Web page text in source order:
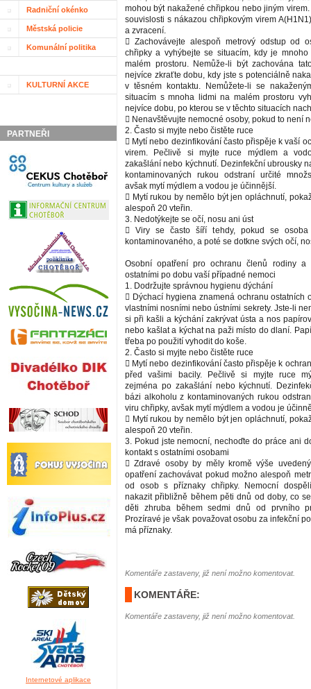
Radniční okénko
Městská policie
Komunální politika
KULTURNÍ AKCE
PARTNEŘI
Internetové aplikace
mohou být nakažené chřipkou nebo jiným
souvislosti s nákazou chřipkovým virem
a zvracení.
 Zachovávejte alespoň metrový odstup od
chřipky a vyhýbejte se situacím, kdy je
malém prostoru. Nemůže-li být zachována
nejvíce zkraťte dobu, kdy jste s potenciálně
v těsném kontaktu. Nemůžete-li se
situacím s mnoha lidmi na malém prostoru
nejvíce dobu, po kterou se v těchto situacích
 Nenavštěvujte nemocné osoby, pokud to není
2. Často si myjte nebo čistěte ruce
 Mytí nebo dezinfikování často přispěje k vaší
virem. Pečlivě si myjte ruce mýdlem a
zakašlání nebo kýchnutí. Dezinfekční ubrousky
kontaminovaných rukou odstraní určité
avšak mytí mýdlem a vodou je účinnější.
 Mytí rukou by nemělo být jen opláchnutí,
alespoň 20 vteřin.
3. Nedotýkejte se očí, nosu ani úst
 Viry se často šíří tehdy, pokud se osoba
kontaminovaného, a poté se dotkne svých očí,
Osobní opatření pro ochranu členů rodiny a
ostatními po dobu vaší případné nemoci
1. Dodržujte správnou hygienu dýchání
 Dýchací hygiena znamená ochranu ostatních
vlastními nosními nebo ústními sekrety. Jste-li
si při kašli a kýchání zakrývat ústa a nos
nebo kašlat a kýchat na paži místo do dlaní.
třeba po použití vyhodit do koše.
2. Často si myjte nebo čistěte ruce
 Mytí nebo dezinfikování často přispěje k
před vašimi bacily. Pečlivě si myjte ruce
zejména po zakašlání nebo kýchnutí.
bázi alkoholu z kontaminovaných rukou
viru chřipky, avšak mytí mýdlem a vodou je
 Mytí rukou by nemělo být jen opláchnutí,
alespoň 20 vteřin.
3. Pokud jste nemocní, nechoďte do práce ani
kontakt s ostatními osobami
 Zdravé osoby by měly kromě výše
opatření zachovávat pokud možno alespoň
od osob s příznaky chřipky. Nemocní
nakazit přibližně během pěti dnů od doby, co
děti zhruba během sedmi dnů od prvního
Prozíravé je však považovat osobu za infekční
má příznaky.
Komentáře zastaveny, již není možno komentovat.
KOMENTÁŘE:
Komentáře zastaveny, již není možno komentovat.